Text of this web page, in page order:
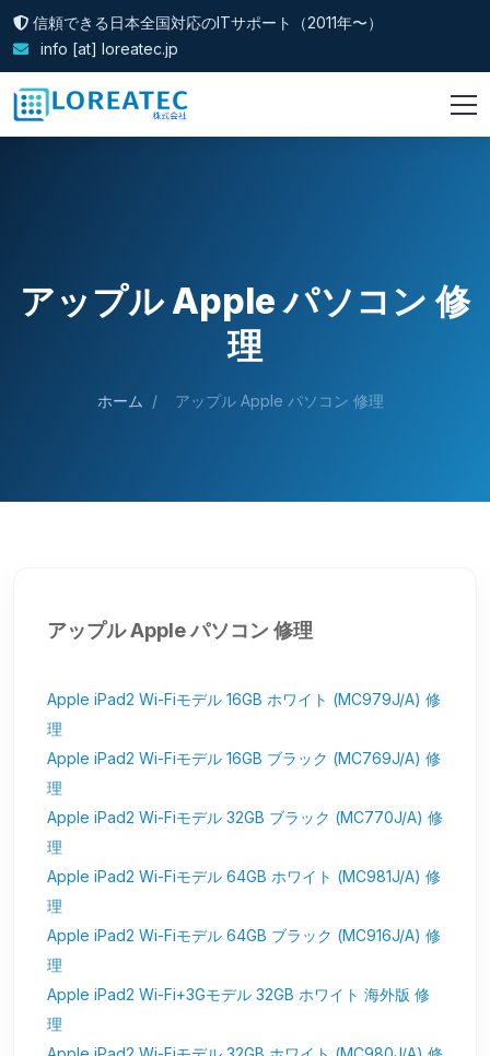
信頼できる日本全国対応のITサポート（2011年〜）
info [at] loreatec.jp
アップル Apple パソコン 修
理
ホーム / アップル Apple パソコン 修理
アップル Apple パソコン 修理
Apple iPad2 Wi-Fiモデル 16GB ホワイト (MC979J/A) 修
理
Apple iPad2 Wi-Fiモデル 16GB ブラック (MC769J/A) 修
理
Apple iPad2 Wi-Fiモデル 32GB ブラック (MC770J/A) 修
理
Apple iPad2 Wi-Fiモデル 64GB ホワイト (MC981J/A) 修
理
Apple iPad2 Wi-Fiモデル 64GB ブラック (MC916J/A) 修
理
Apple iPad2 Wi-Fi+3Gモデル 32GB ホワイト 海外版 修
理